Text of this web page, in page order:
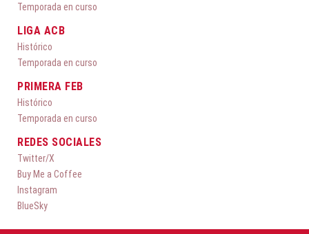
Temporada en curso
LIGA ACB
Histórico
Temporada en curso
PRIMERA FEB
Histórico
Temporada en curso
REDES SOCIALES
Twitter/X
Buy Me a Coffee
Instagram
BlueSky